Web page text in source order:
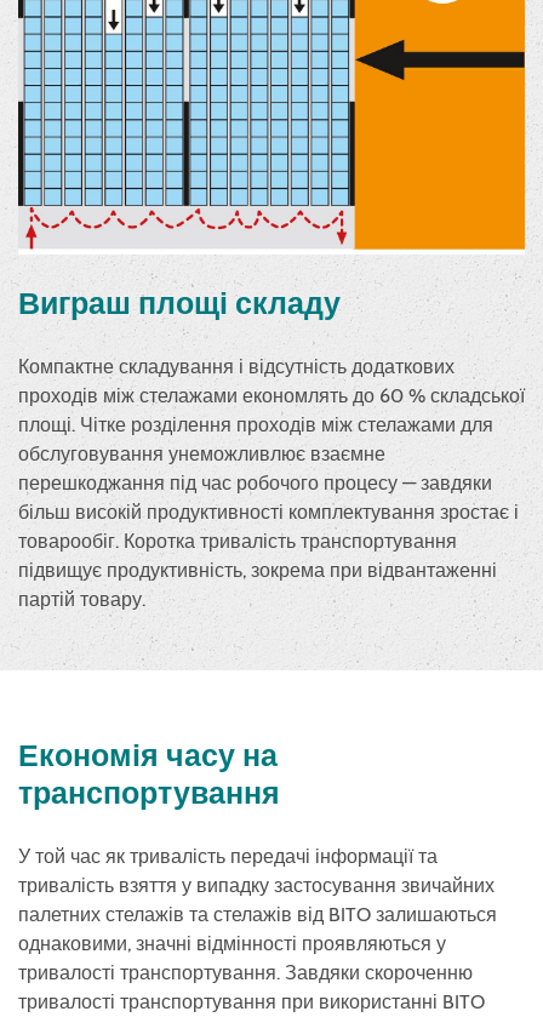
Виграш площі складу
Компактне складування і відсутність додаткових
проходів між стелажами економлять до 60 % складської
площі. Чітке розділення проходів між стелажами для
обслуговування унеможливлює взаємне
перешкоджання під час робочого процесу — завдяки
більш високій продуктивності комплектування зростає і
товарообіг. Коротка тривалість транспортування
підвищує продуктивність, зокрема при відвантаженні
партій товару.
Економія часу на
транспортування
У той час як тривалість передачі інформації та
тривалість взяття у випадку застосування звичайних
палетних стелажів та стелажів від BITO залишаються
однаковими, значні відмінності проявляються у
тривалості транспортування. Завдяки скороченню
тривалості транспортування при використанні BITO